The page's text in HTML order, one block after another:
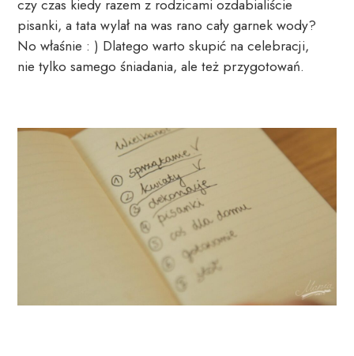
czy czas kiedy razem z rodzicami ozdabialiście
pisanki, a tata wylał na was rano cały garnek wody?
No właśnie : ) Dlatego warto skupić na celebracji,
nie tylko samego śniadania, ale też przygotowań.